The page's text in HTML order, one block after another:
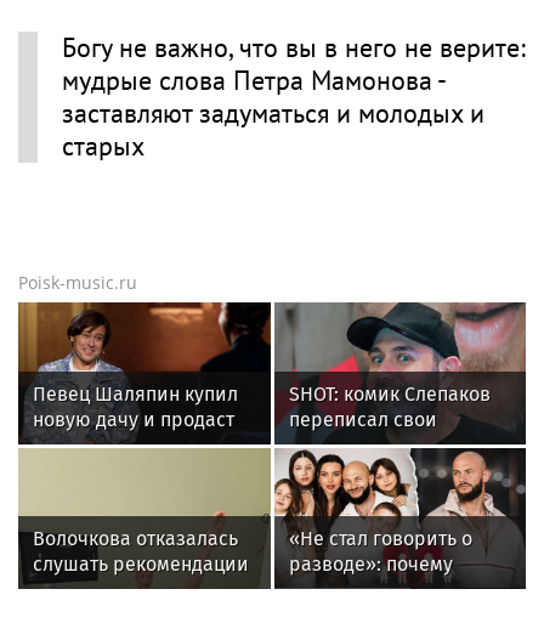
Богу не важно, что вы в него не верите:
мудрые слова Петра Мамонова -
заставляют задуматься и молодых и
старых
Poisk-music.ru
Певец Шаляпин купил
новую дачу и продаст
старую
SHOT: комик Слепаков
переписал свои
квартиры в РФ на
родителей после
переезда
Волочкова отказалась
слушать рекомендации
врачей после новой
«Не стал говорить о
разводе»: почему
Джиган после